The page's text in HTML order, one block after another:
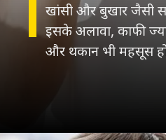
खांसी और बुखार जैसी
इसके अलावा, काफी
और थकान भी महसूस